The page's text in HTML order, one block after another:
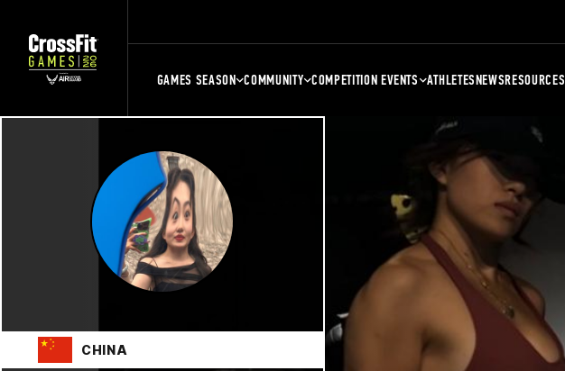
GAMES SEASON COMMUNITY COMPETITION EVENTS ATHLETESNEWSRESOURCES
CHINA